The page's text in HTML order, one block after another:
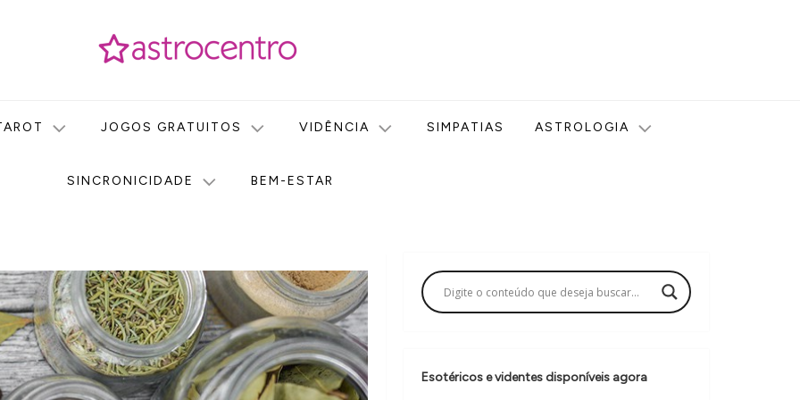
JOGOS GRATUITOS VIDÊNCIA SIMPATIAS ASTROLOGIA
SINCRONICIDADE BEM-ESTAR
Esotéricos e videntes disponíveis agora